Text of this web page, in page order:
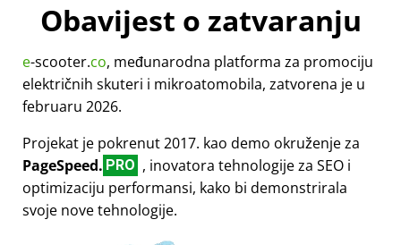
Obavijest o zatvaranju
e-scooter.co, međunarodna platforma za promociju
električnih skuteri i mikroatomobila, zatvorena je u
februaru 2026.
Projekat je pokrenut 2017. kao demo okruženje za
PageSpeed. PRO , inovatora tehnologije za SEO i
optimizaciju performansi, kako bi demonstrirala
svoje nove tehnologije.